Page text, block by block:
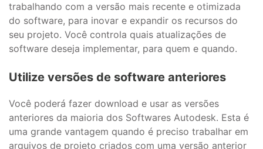
trabalhando com a versão mais recente e otimizada
do software, para inovar e expandir os recursos do
seu projeto. Você controla quais atualizações de
software deseja implementar, para quem e quando.
Utilize versões de software anteriores
Você poderá fazer download e usar as versões
anteriores da maioria dos Softwares Autodesk. Esta é
uma grande vantagem quando é preciso trabalhar em
arquivos de projeto criados com uma versão anterior